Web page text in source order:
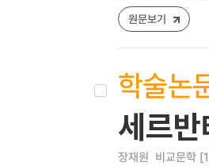
원문보기
학술논
세르반
장재원 비교문학